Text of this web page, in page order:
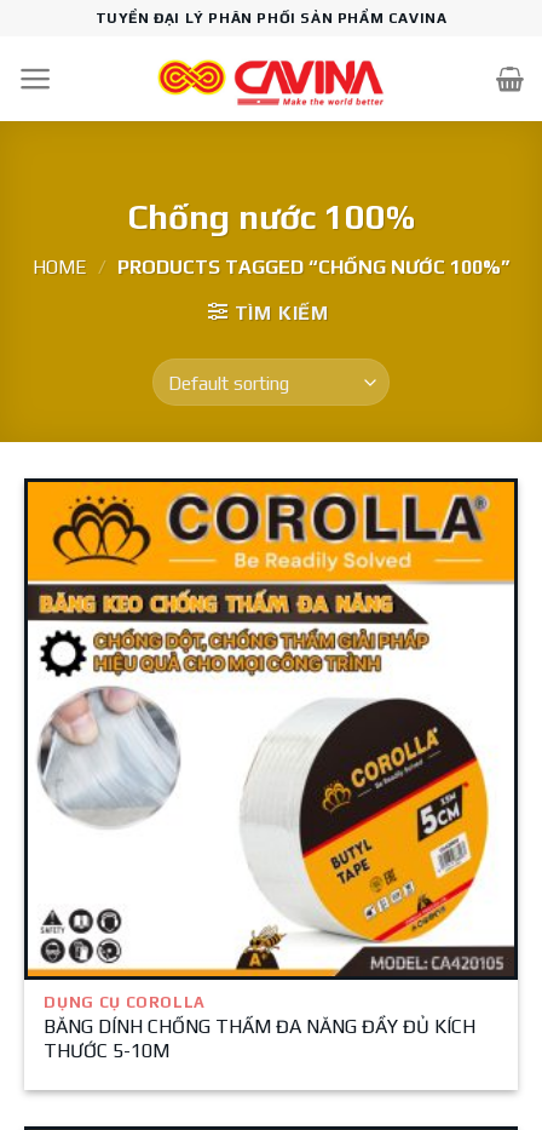
content
TUYỂN ĐẠI LÝ PHÂN PHỐI SẢN PHẨM CAVINA
Chống nước 100%
HOME / PRODUCTS TAGGED “CHỐNG NƯỚC 100%”
TÌM KIẾM
DỤNG CỤ COROLLA
BĂNG DÍNH CHỐNG THẤM ĐA NĂNG ĐẦY ĐỦ KÍCH
THƯỚC 5-10M